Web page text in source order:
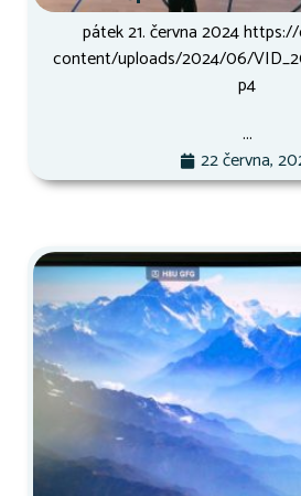
pátek 21. června 2024
content/uploads/2024/06/
p4
...
22 června,